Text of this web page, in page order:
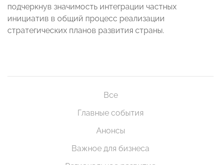
подчеркнув значимость интеграции частных
инициатив в общий процесс реализации
стратегических планов развития страны.
Все
Главные события
Анонсы
Важное для бизнеса